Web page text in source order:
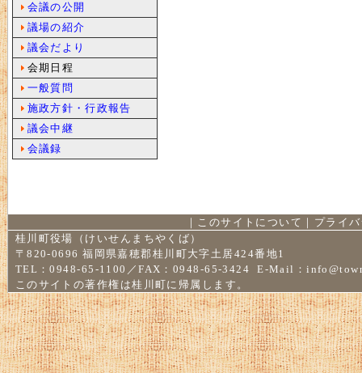
会議の公開
議場の紹介
議会だより
会期日程
一般質問
施政方針・行政報告
議会中継
会議録
｜ このサイトについて ｜ プライ
桂川町役場（けいせんまちやくば）
〒820-0696 福岡県嘉穂郡桂川町大字土居424番地1
TEL：0948-65-1100／FAX：0948-65-3424 E-Mail：
このサイトの著作権は桂川町に帰属します。